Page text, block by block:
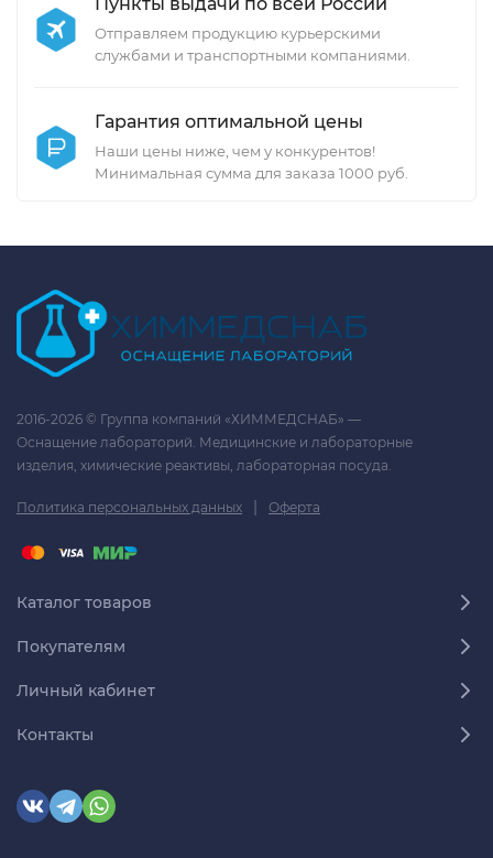
Отправляем продукцию курьерскими
службами и транспортными компаниями.
Гарантия оптимальной цены
Наши цены ниже, чем у конкурентов!
Минимальная сумма для заказа 1000 руб.
2016-2026 © Группа компаний «ХИММЕДСНАБ» —
Оснащение лабораторий. Медицинские и лабораторные
изделия, химические реактивы, лабораторная посуда.
Политика персональных данных | Оферта
Каталог товаров
Покупателям
Личный кабинет
Контакты